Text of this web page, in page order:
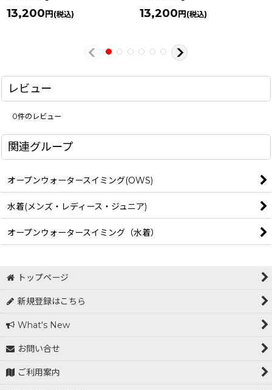
13,200円(税込) 13,200円(税込)
レビュー
0件のレビュー
関連グループ
オープンウォータースイミング(OWS)
水着(メンズ・レディース・ジュニア)
オープンウォータースイミング（水着）
トップページ
新規登録はこちら
What's New
お問い合せ
ご利用案内